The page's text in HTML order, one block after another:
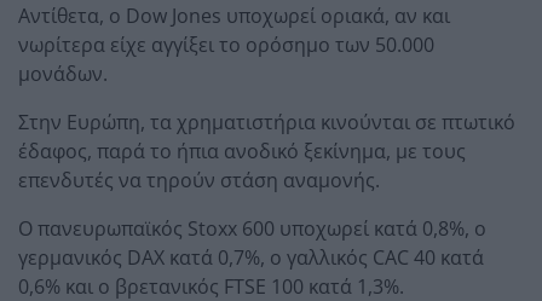
Αντίθετα, ο Dow Jones υποχωρεί οριακά, αν και
νωρίτερα είχε αγγίξει το ορόσημο των 50.000
μονάδων.
Στην Ευρώπη, τα χρηματιστήρια κινούνται σε πτωτικό
έδαφος, παρά το ήπια ανοδικό ξεκίνημα, με τους
επενδυτές να τηρούν στάση αναμονής.
Ο πανευρωπαϊκός Stoxx 600 υποχωρεί κατά 0,8%, ο
γερμανικός DAX κατά 0,7%, ο γαλλικός CAC 40 κατά
0,6% και ο βρετανικός FTSE 100 κατά 1,3%.